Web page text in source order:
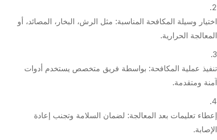
اختيار وسيلة المكافحة المناسبة: مثل الرش، البخار، المصائد، أو
المعالجة الحرارية.
تنفيذ عملية المكافحة: بواسطة فريق متخصص يستخدم أدوات
آمنة ومتقدمة.
إعطاء تعليمات بعد المعالجة: لضمان السلامة وتجنب إعادة
الإصابة.